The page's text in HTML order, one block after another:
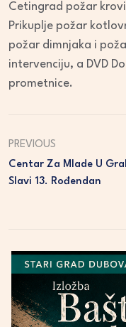
Cetingrad požar
Prikuplje požar
požar dimnjaka i
intervenciju, a DVD
prometnice.
PREVIOUS
Centar Za Mlade U
Slavi 13. Rođendan